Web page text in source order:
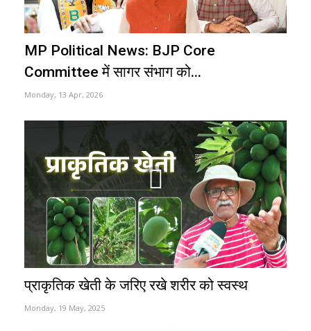
MP Political News: BJP Core
Committee में सागर संभाग को...
Monday, 13 Apr, 2026
प्राकृतिक खेती के जरिए रखे शरीर को स्वस्थ
Monday, 19 May, 2025